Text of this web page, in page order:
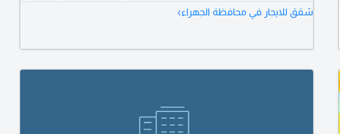
أو مع طفلين بحد أقصى.
شقق للايجار في محافظة الجهراء›